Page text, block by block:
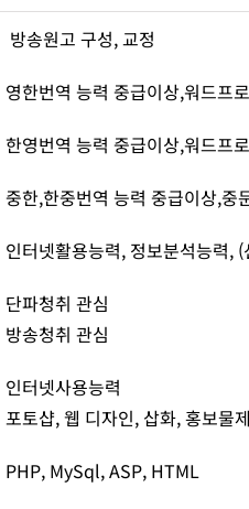
방송원고 구성, 교정
영한번역 능력 중급이상,워드프
한영번역 능력 중급이상,워드프
중한,한중번역 능력 중급이상,중
인터넷활용능력, 정보분석능력,
단파청취 관심
방송청취 관심
인터넷사용능력
포토샵, 웹 디자인, 삽화, 홍보물
PHP, MySql, ASP, HTML